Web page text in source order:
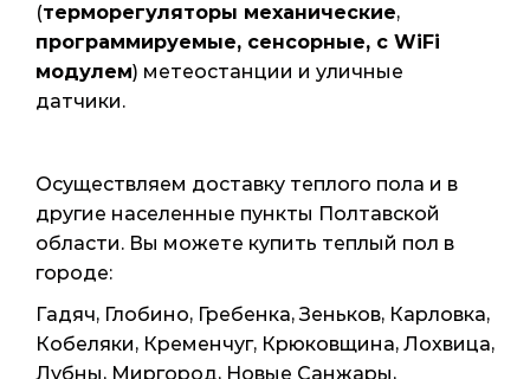
(терморегуляторы механические,
программируемые, сенсорные, с WiFi
модулем) метеостанции и уличные
датчики.
Осуществляем доставку теплого пола и в
другие населенные пункты Полтавской
области. Вы можете купить теплый пол в
городе:
Гадяч, Глобино, Гребенка, Зеньков, Карловка,
Кобеляки, Кременчуг, Крюковщина, Лохвица,
Лубны, Миргород, Новые Санжары,